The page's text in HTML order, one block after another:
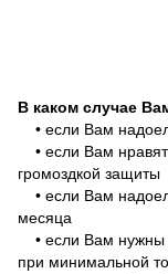
В каком случае
• если Вам
• если Вам
громоздкой защиты
• если Вам
месяца
• если Вам нужны
при минимальной